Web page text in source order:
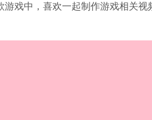
戏中，喜欢一起制作游戏相关